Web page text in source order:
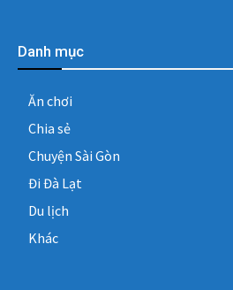
Danh mục
Ăn chơi
Chia sẻ
Chuyện Sài Gòn
Đi Đà Lạt
Du lịch
Khác